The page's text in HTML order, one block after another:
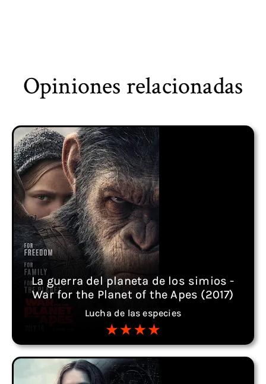
Opiniones relacionadas
La guerra del planeta de los simios -
War for the Planet of the Apes (2017)
Lucha de las especies